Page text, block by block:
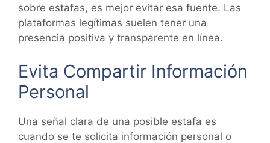
sobre estafas, es mejor evitar esa fuente. Las
plataformas legítimas suelen tener una
presencia positiva y transparente en línea.
Evita Compartir Información
Personal
Una señal clara de una posible estafa es
cuando se te solicita información personal o